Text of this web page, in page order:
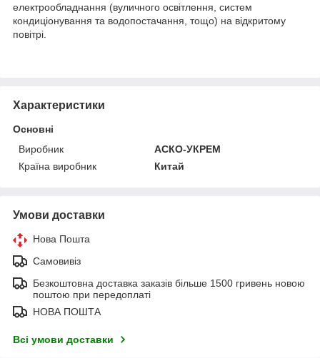
електрообладнання (вуличного освітлення, систем
кондиціонування та водопостачання, тощо) на відкритому
повітрі.
Характеристики
Основні
Виробник
АСКО-УКРЕМ
Країна виробник
Китай
Умови доставки
Нова Пошта
Самовивіз
Безкоштовна доставка заказів більше 1500 гривень новою
поштою при передоплаті
НОВА ПОШТА
Всі умови доставки